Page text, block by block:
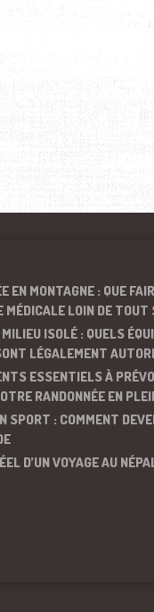
EN MONTAGNE : QUE
MÉDICALE LOIN DE TOUT
ISOLÉ : QUELS
LÉGALEMENT
ESSENTIELS À
RANDONNÉE EN
SPORT : COMMENT
D’UN VOYAGE AU